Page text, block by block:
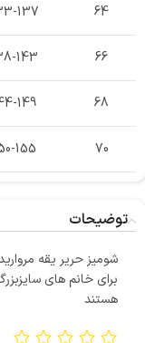
64
137
66
143
68
149
70
155
توضیحات
شومیز حریر یقه
برای خانم های
هستند